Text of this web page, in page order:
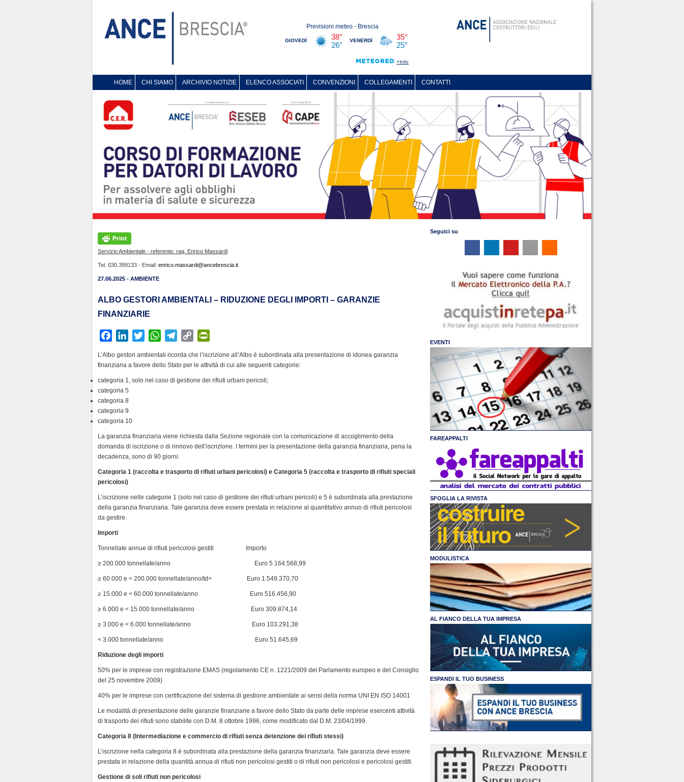
HOME CHI SIAMO ARCHIVIO NOTIZIE ELENCO ASSOCIATI CONVENZIONI COLLEGAMENTI CONTATTI
Servizio Ambientale - referente: rag. Enrico Massardi
Tel. 030.399133 - Email: enrico.massardi@ancebrescia.it
27.06.2025 - AMBIENTE
ALBO GESTORI AMBIENTALI – RIDUZIONE DEGLI IMPORTI – GARANZIE
FINANZIARIE
c
b
o
k
n
e
n
i
t
W
a
s
l
g
C
p
L
i
t
e
n
l
L’Albo gestori ambientali ricorda che l’iscrizione all’Albo è subordinata alla presentazione di idonea garanzia
finanziaria a favore dello Stato per le attività di cui alle seguenti categorie:
categoria 1, solo nel caso di gestione dei rifiuti urbani pericoli;
categoria 5
categoria 8
categoria 9
categoria 10
La garanzia finanziaria viene richiesta dalla Sezione regionale con la comunicazione di accoglimento della
domanda di iscrizione o di rinnovo dell’iscrizione. I termini per la presentazione della garanzia finanziaria, pena la
decadenza, sono di 90 giorni.
Categoria 1 (raccolta e trasporto di rifiuti urbani pericolosi) e Categoria 5 (raccolta e trasporto di rifiuti speciali
pericolosi)
L’iscrizione nelle categorie 1 (solo nel caso di gestione dei rifiuti urbani pericoli) e 5 è subordinata alla prestazione
della garanzia finanziaria. Tale garanzia deve essere prestata in relazione al quantitativo annuo di rifiuti pericolosi
da gestire.
Importi
Tonnellate annue di rifiuti pericolosi gestiti Importo
≥ 200.000 tonnellate/anno Euro 5.164.568,99
≥ 60.000 e < 200.000 tonnellate/anno/td> Euro 1.549.370,70
≥ 15.000 e < 60.000 tonnellate/anno Euro 516.456,90
≥ 6.000 e < 15.000 tonnellate/anno Euro 309.874,14
≥ 3.000 e < 6.000 tonnellate/anno Euro 103.291,38
< 3.000 tonnellate/anno Euro 51.645,69
Riduzione degli importi
50% per le imprese con registrazione EMAS (regolamento CE n. 1221/2009 del Parlamento europeo e del Consiglio
del 25 novembre 2009)
40% per le imprese con certificazione del sistema di gestione ambientale ai sensi della norma UNI EN ISO 14001
Le modalità di presentazione delle garanzie finanziarie a favore dello Stato da parte delle imprese esercenti attività
di trasporto dei rifiuti sono stabilite con D.M. 8 ottobre 1996, come modificato dal D.M. 23/04/1999.
Categoria 8 (Intermediazione e commercio di rifiuti senza detenzione dei rifiuti stessi)
L’iscrizione nella categoria 8 è subordinata alla prestazione della garanzia finanziaria. Tale garanzia deve essere
prestata in relazione della quantità annua di rifiuti non pericolosi gestiti o di rifiuti non pericolosi e pericolosi gestiti.
Gestione di soli rifiuti non pericolosi
Seguici su
EVENTI
FAREAPPALTI
SFOGLIA LA RIVISTA
MODULISTICA
AL FIANCO DELLA TUA IMPRESA
ESPANDI IL TUO BUSINESS